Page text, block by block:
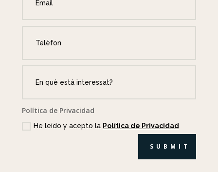
Política de Privacidad
He leído y acepto la Política de Privacidad
SUBMIT